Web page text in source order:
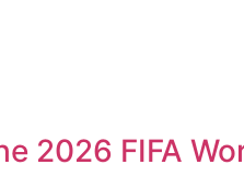
2026 FIFA